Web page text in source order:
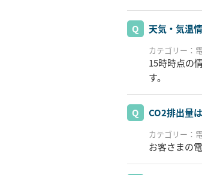
天気・気温
カテゴリー：
15時時点の
す。
CO2排出量
カテゴリー：
お客さまの